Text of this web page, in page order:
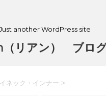
another WordPress site
（リアン） ブロ
ネック・インナー >